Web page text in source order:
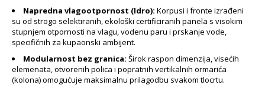
Napredna vlagootpornost (Idro): Korpusi i fronte izrađeni
su od strogo selektiranih, ekološki certificiranih panela s visokim
stupnjem otpornosti na vlagu, vodenu paru i prskanje vode,
specifičnih za kupaonski ambijent.
Modularnost bez granica: Širok raspon dimenzija, visećih
elemenata, otvorenih polica i popratnih vertikalnih ormarića
(kolona) omogućuje maksimalnu prilagodbu svakom tlocrtu.